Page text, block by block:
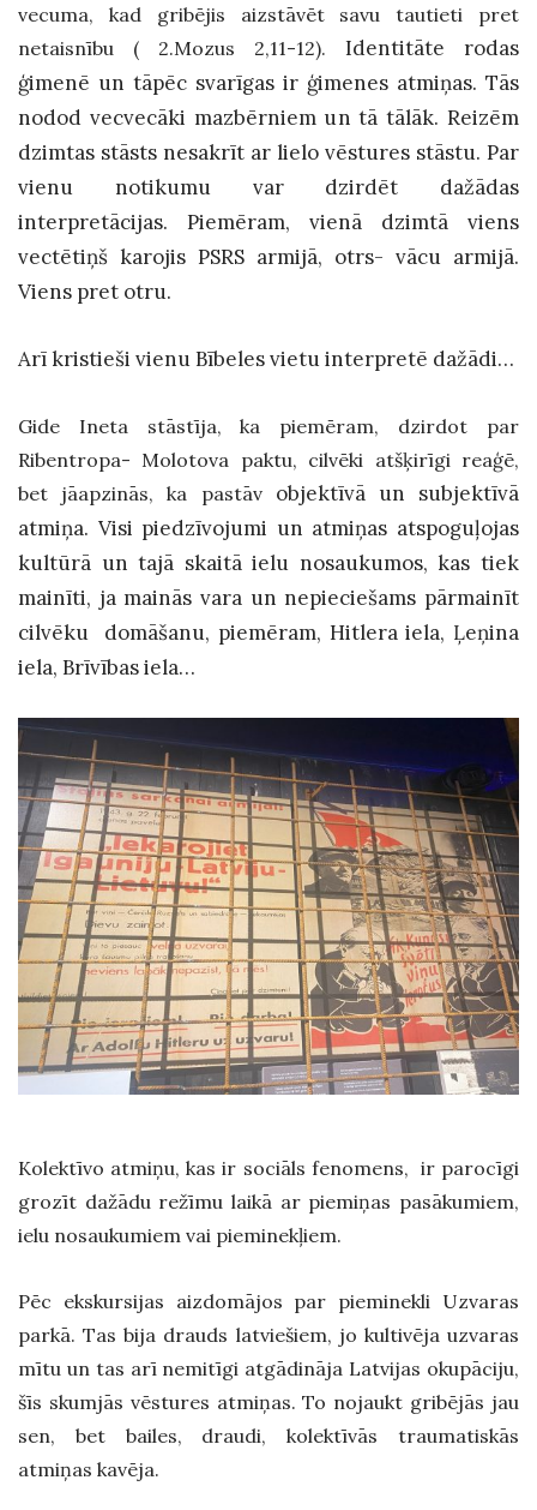
vecuma, kad gribējis aizstāvēt savu tautieti pret
netaisnību ( 2.Mozus 2,11-12). Identitāte rodas
ģimenē un tāpēc svarīgas ir ģimenes atmiņas. Tās
nodod vecvecāki mazbērniem un tā tālāk. Reizēm
dzimtas stāsts nesakrīt ar lielo vēstures stāstu. Par
vienu notikumu var dzirdēt dažādas
interpretācijas. Piemēram, vienā dzimtā viens
vectētiņš karojis PSRS armijā, otrs- vācu armijā.
Viens pret otru.
Arī kristieši vienu Bībeles vietu interpretē dažādi…
Gide Ineta stāstīja, ka piemēram, dzirdot par
Ribentropa- Molotova paktu, cilvēki atšķirīgi reaģē,
bet jāapzinās, ka pastāv objektīvā un subjektīvā
atmiņa. Visi piedzīvojumi un atmiņas atspoguļojas
kultūrā un tajā skaitā ielu nosaukumos, kas tiek
mainīti, ja mainās vara un nepieciešams pārmainīt
cilvēku domāšanu, piemēram, Hitlera iela, Ļeņina
iela, Brīvības iela…
Kolektīvo atmiņu, kas ir sociāls fenomens, ir parocīgi
grozīt dažādu režīmu laikā ar piemiņas pasākumiem,
ielu nosaukumiem vai pieminekļiem.
Pēc ekskursijas aizdomājos par pieminekli Uzvaras
parkā. Tas bija drauds latviešiem, jo kultivēja uzvaras
mītu un tas arī nemitīgi atgādināja Latvijas okupāciju,
šīs skumjās vēstures atmiņas. To nojaukt gribējās jau
sen, bet bailes, draudi, kolektīvās traumatiskās
atmiņas kavēja.